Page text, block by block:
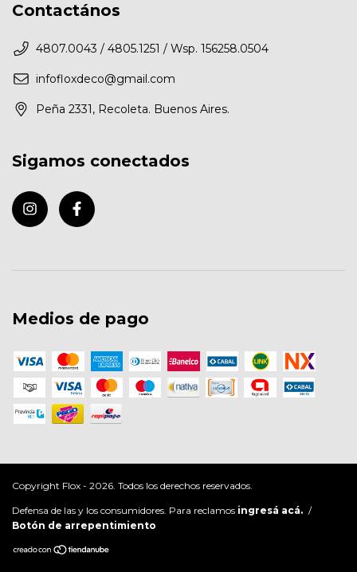
Contactános
4807.0043 / 4805.1251 / Wsp. 156258.0504
infofloxdeco@gmail.com
Peña 2331, Recoleta. Buenos Aires.
Sigamos conectados
Medios de pago
Copyright Flox - 2026. Todos los derechos reservados.
Defensa de las y los consumidores. Para reclamos ingresá acá. /
Botón de arrepentimiento